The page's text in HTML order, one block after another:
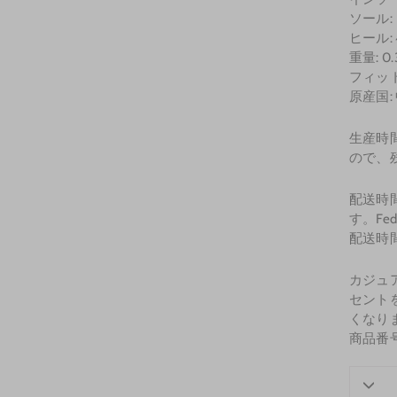
ソール:
ヒール:
重量:
フィッ
原産国
生産時
ので、
配送時
す。
配送時
カジュ
セント
くなり
商品番